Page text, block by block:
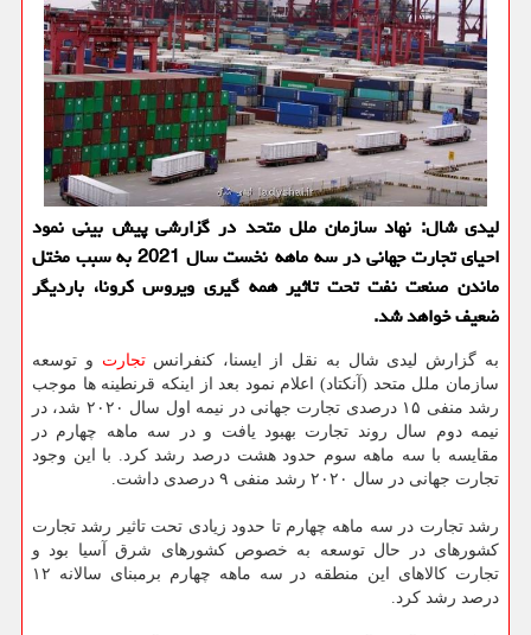
لیدی شال: نهاد سازمان ملل متحد در گزارشی پیش بینی نمود
احیای تجارت جهانی در سه ماهه نخست سال 2021 به سبب مختل
ماندن صنعت نفت تحت تاثیر همه گیری ویروس کرونا، باردیگر
ضعیف خواهد شد.
به گزارش لیدی شال به نقل از ایسنا، کنفرانستجارت و توسعه
سازمان ملل متحد (آنکتاد) اعلام نمود بعد از اینکه قرنطینه ها موجب
رشد منفی ۱۵ درصدی تجارت جهانی در نیمه اول سال ۲۰۲۰ شد، در
نیمه دوم سال روند تجارت بهبود یافت و در سه ماهه چهارم در
مقایسه با سه ماهه سوم حدود هشت درصد رشد کرد. با این وجود
تجارت جهانی در سال ۲۰۲۰ رشد منفی ۹ درصدی داشت.
رشد تجارت در سه ماهه چهارم تا حدود زیادی تحت تاثیر رشد تجارت
کشورهای در حال توسعه به خصوص کشورهای شرق آسیا بود و
تجارت کالاهای این منطقه در سه ماهه چهارم برمبنای سالانه ۱۲
درصد رشد کرد.